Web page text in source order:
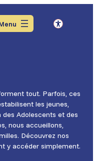
tout. Parfois, ces
les jeunes,
des Adolescents et des
nous accueillons,
Découvrez nos
y accéder simplement.